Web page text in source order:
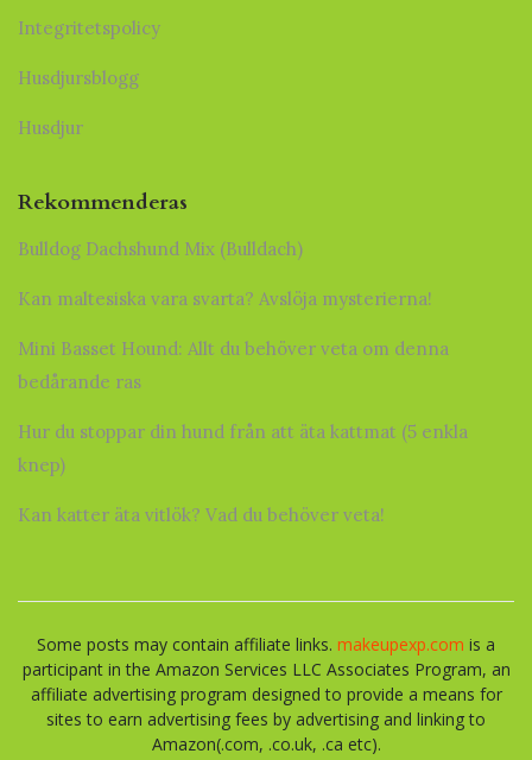
Integritetspolicy
Husdjursblogg
Husdjur
Rekommenderas
Bulldog Dachshund Mix (Bulldach)
Kan maltesiska vara svarta? Avslöja mysterierna!
Mini Basset Hound: Allt du behöver veta om denna
bedårande ras
Hur du stoppar din hund från att äta kattmat (5 enkla
knep)
Kan katter äta vitlök? Vad du behöver veta!
Some posts may contain affiliate links. makeupexp.com is a
participant in the Amazon Services LLC Associates Program, an
affiliate advertising program designed to provide a means for
sites to earn advertising fees by advertising and linking to
Amazon(.com, .co.uk, .ca etc).